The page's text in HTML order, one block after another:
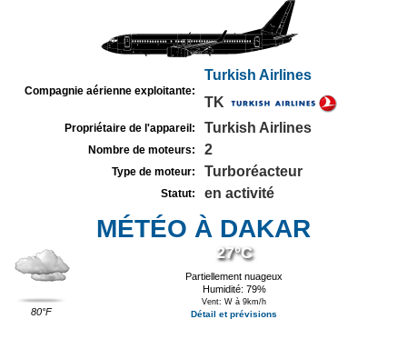
Compagnie aérienne exploitante:
Turkish Airlines
TK
Propriétaire de l'appareil: Turkish Airlines
Nombre de moteurs: 2
Type de moteur: Turboréacteur
Statut: en activité
MÉTÉO À DAKAR
80°F
27°C
Partiellement nuageux
Humidité: 79%
Vent: W à 9km/h
Détail et prévisions